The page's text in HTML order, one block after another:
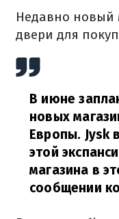
Недавно новый
двери для
В июне
новых
Европы. Jysk
этой
магазина в
сообщении